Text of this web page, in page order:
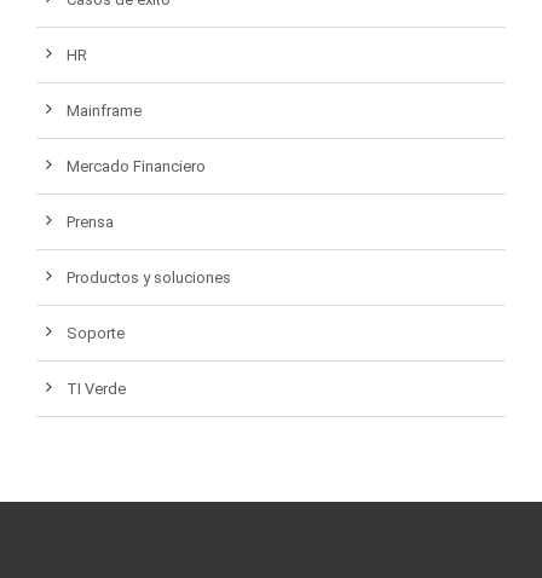
HR
Mainframe
Mercado Financiero
Prensa
Productos y soluciones
Soporte
TI Verde